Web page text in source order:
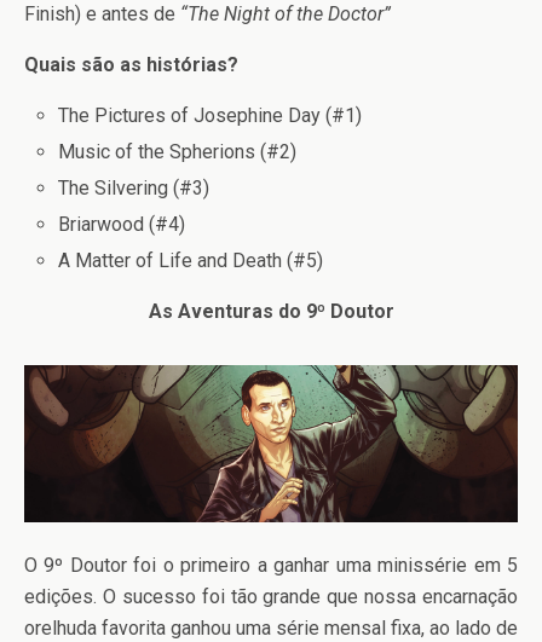
Finish) e antes de “The Night of the Doctor”
Quais são as histórias?
The Pictures of Josephine Day (#1)
Music of the Spherions (#2)
The Silvering (#3)
Briarwood (#4)
A Matter of Life and Death (#5)
As Aventuras do 9º Doutor
O 9º Doutor foi o primeiro a ganhar uma minissérie em 5
edições. O sucesso foi tão grande que nossa encarnação
orelhuda favorita ganhou uma série mensal fixa, ao lado de